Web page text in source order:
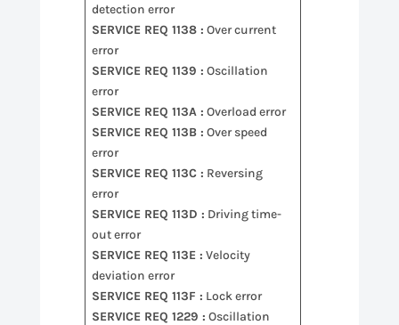
detection error
SERVICE REQ 1138 : Over current
error
SERVICE REQ 1139 : Oscillation
error
SERVICE REQ 113A : Overload error
SERVICE REQ 113B : Over speed
error
SERVICE REQ 113C : Reversing
error
SERVICE REQ 113D : Driving time-
out error
SERVICE REQ 113E : Velocity
deviation error
SERVICE REQ 113F : Lock error
SERVICE REQ 1229 : Oscillation